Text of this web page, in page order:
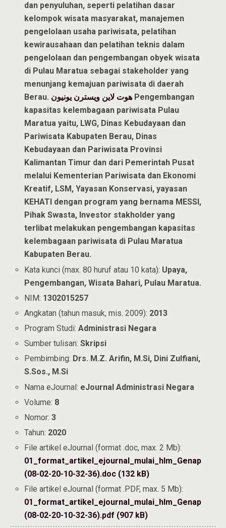
dan penyuluhan, seperti pelatihan dasar
kelompok wisata masyarakat, manajemen
pengelolaan usaha pariwisata, pelatihan
kewirausahaan dan pelatihan teknis dalam
pengelolaan dan pengembangan obyek wisata
di Pulau Maratua sebagai stakeholder yang
menunjang kemajuan pariwisata di daerah
Berau. هوت لاين ويسترن يونيون Pengembangan
kapasitas kelembagaan pariwisata Pulau
Maratua yaitu, LWG, Dinas Kebudayaan dan
Pariwisata Kabupaten Berau, Dinas
Kebudayaan dan Pariwisata Provinsi
Kalimantan Timur dan dari Pemerintah Pusat
melalui Kementerian Pariwisata dan Ekonomi
Kreatif, LSM, Yayasan Konservasi, yayasan
KEHATI dengan program yang bernama MESSI,
Pihak Swasta, Investor stakholder yang
terlibat melakukan pengembangan kapasitas
kelembagaan pariwisata di Pulau Maratua
Kabupaten Berau.
Kata kunci (max. 80 huruf atau 10 kata): Upaya,
Pengembangan, Wisata Bahari, Pulau Maratua.
NIM: 1302015257
Angkatan (tahun masuk, mis. 2009): 2013
Program Studi:Administrasi Negara
Sumber tulisan:Skripsi
Pembimbing: Drs. M.Z. Arifin, M.Si, Dini Zulfiani,
S.Sos., M.Si
Nama eJournal: eJournal Administrasi Negara
Volume: 8
Nomor:3
Tahun: 2020
File artikel eJournal (format .doc, max. 2 Mb):
01_format_artikel_ejournal_mulai_hlm_Genap
(08-02-20-10-32-36).doc (132 kB)
File artikel eJournal (format .PDF, max. 5 Mb):
01_format_artikel_ejournal_mulai_hlm_Genap
(08-02-20-10-32-36).pdf (907 kB)